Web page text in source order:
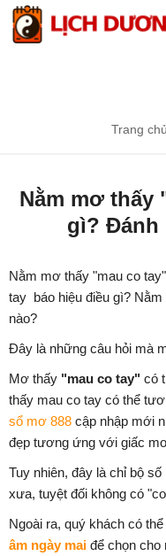
Trang chủ
Nằm mơ thấy
gì? Đánh
Nằm mơ thấy "mau co
tay báo hiệu điều gì?
nào?
Đây là những câu hỏi mà
Mơ thấy "mau co tay" có
thấy mau co tay có thể
sổ mơ 888 cập nhập mới
đẹp tương ứng với giấc
Tuy nhiên, đây là chỉ bộ
xưa, tuyệt đối không có
Ngoài ra, quý khách có thể
âm ngày mai để chọn cho